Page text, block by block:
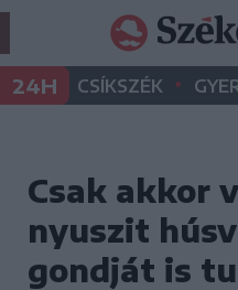
24H CSÍKSZÉK •
Csak akkor
nyuszit
gondját is